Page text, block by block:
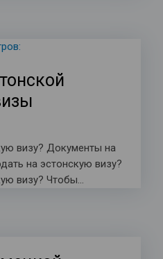
визу? Документы на
на эстонскую визу?
визу? Чтобы…